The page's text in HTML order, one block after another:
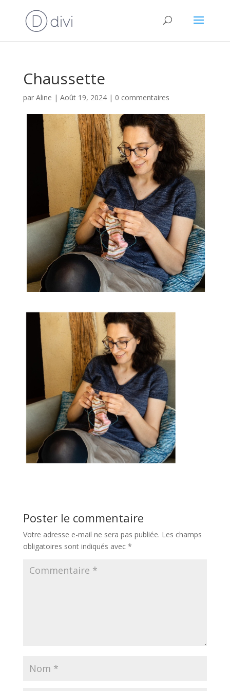
Chaussette
par Aline | Août 19, 2024| 0 commentaires
Poster le commentaire
Votre adresse e-mail ne sera pas publiée. Les champs
obligatoires sont indiqués avec *